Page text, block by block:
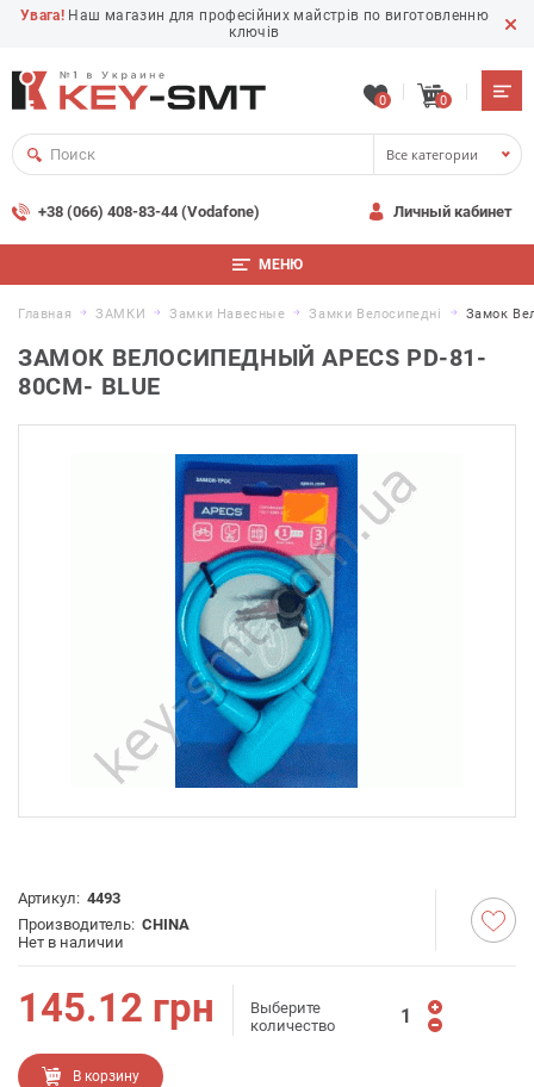
Увага! Наш магазин для професійних майстрів по виготовленню
ключів
0 0
Все категории
+38 (066) 408-83-44 (Vodafone) Личный кабинет
МЕНЮ
Главная ЗАМКИ Замки Навесные Замки Велосипедні Замок
ЗАМОК ВЕЛОСИПЕДНЫЙ APECS PD-81-
80CM- BLUE
Артикул: 4493
Производитель: CHINA
Нет в наличии
145.12 грн
Выберите
количество
В корзину